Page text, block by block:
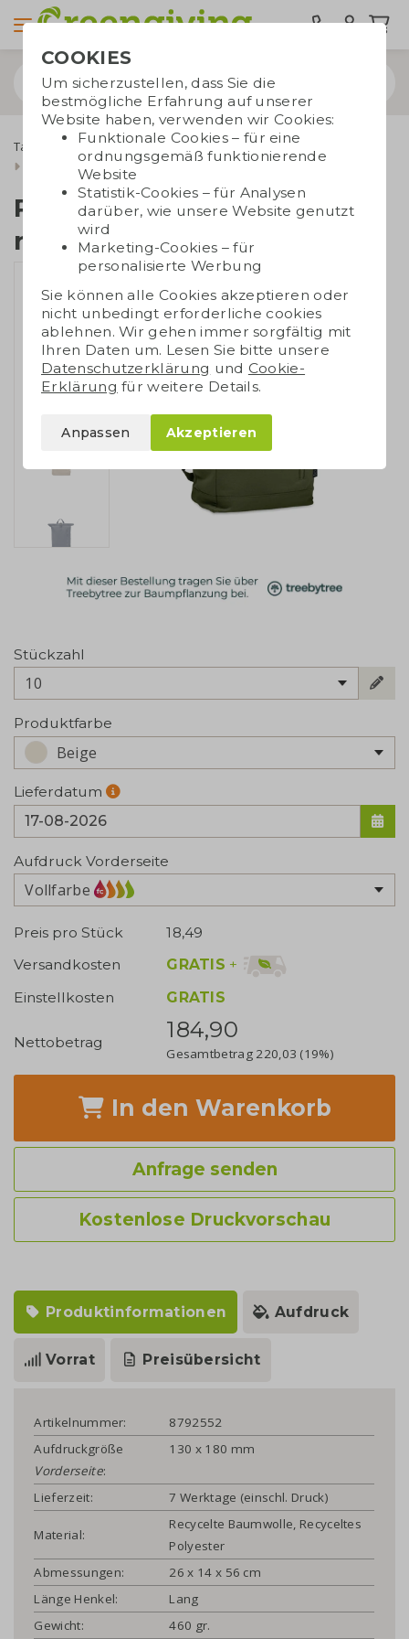
Taschen bedrucken
Rucksäcke
Rolltop-Rucksack recycelte Baumwolle
Rolltop-Rucksack
recycelte Baumwolle
Stückzahl
10
Produktfarbe
Beige
Lieferdatum
Aufdruck Vorderseite
Vollfarbe
Preis pro Stück
18,49
Versandkosten
GRATIS +
Einstellkosten
GRATIS
Nettobetrag 184,90
Gesamtbetrag 220,03 (19%)
In den Warenkorb
Anfrage senden
Kostenlose Druckvorschau
Produktinformationen Aufdruck
Vorrat Preisübersicht
Artikelnummer:
8792552
Aufdruckgröße
Vorderseite:
130 x 180 mm
Lieferzeit: 7 Werktage (einschl. Druck)
Material:
Recycelte Baumwolle, Recyceltes
Polyester
Abmessungen:
26 x 14 x 56 cm
Länge Henkel:
Lang
Gewicht:
460 gr.
COOKIES
Um sicherzustellen, dass Sie die
bestmögliche Erfahrung auf unserer
Website haben, verwenden wir Cookies:
Funktionale Cookies – für eine
ordnungsgemäß funktionierende
Website
Statistik-Cookies – für Analysen
darüber, wie unsere Website genutzt
wird
Marketing-Cookies – für
personalisierte Werbung
Sie können alle Cookies akzeptieren oder
nicht unbedingt erforderliche cookies
ablehnen. Wir gehen immer sorgfältig mit
Ihren Daten um. Lesen Sie bitte unsere
Datenschutzerklärung und Cookie-
Erklärung für weitere Details.
Anpassen Akzeptieren